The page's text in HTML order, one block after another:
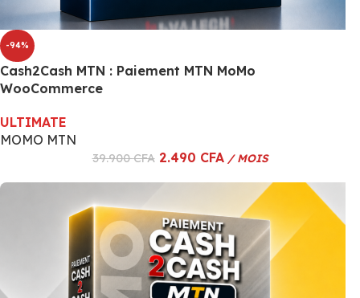
-94%
Cash2Cash MTN : Paiement MTN MoMo
WooCommerce
ULTIMATE
MOMO MTN
39.900CFA 2.490 CFA/ MOIS